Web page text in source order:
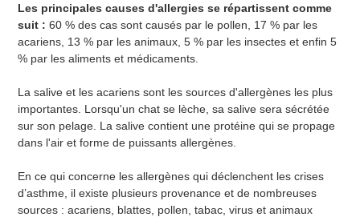
Les principales causes d'allergies se répartissent comme
suit : 60 % des cas sont causés par le pollen, 17 % par les
acariens, 13 % par les animaux, 5 % par les insectes et enfin 5
% par les aliments et médicaments.
La salive et les acariens sont les sources d'allergènes les plus
importantes. Lorsqu'un chat se lèche, sa salive sera sécrétée
sur son pelage. La salive contient une protéine qui se propage
dans l'air et forme de puissants allergènes.
En ce qui concerne les allergènes qui déclenchent les crises
d’asthme, il existe plusieurs provenance et de nombreuses
sources : acariens, blattes, pollen, tabac, virus et animaux